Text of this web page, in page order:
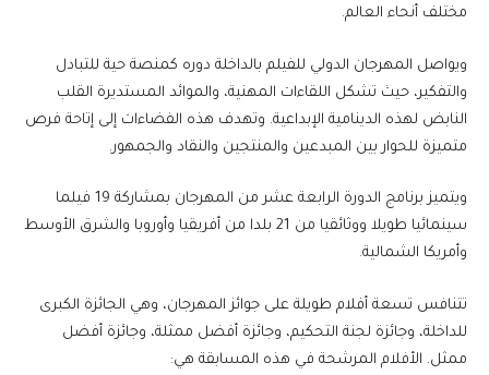
مختلف أنحاء العالم.
ويواصل المهرجان الدولي للفيلم بالداخلة دوره كمنصة حية للتبادل
والتفكير، حيث تشكل اللقاءات المهنية، والموائد المستديرة القلب
النابض لهذه الدينامية الإبداعية. وتهدف هذه الفضاءات إلى إتاحة فرص
متميزة للحوار بين المبدعين والمنتجين والنقاد والجمهور.
ويتميز برنامج الدورة الرابعة عشر من المهرجان بمشاركة 19 فيلما
سينمائيا طويلا ووثائقيا من 21 بلدا من أفريقيا وأوروبا والشرق الأوسط
وأمريكا الشمالية.
تتنافس تسعة أفلام طويلة على جوائز المهرجان، وهي الجائزة الكبرى
للداخلة، وجائزة لجنة التحكيم، وجائزة أفضل ممثلة، وجائزة أفضل
ممثل. الأفلام المرشحة في هذه المسابقة هي: